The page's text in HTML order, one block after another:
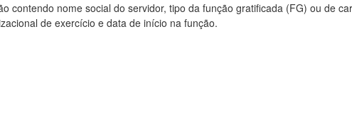
contendo nome social do servidor, tipo da função gratificada (FG) ou de
de exercício e data de início na função.